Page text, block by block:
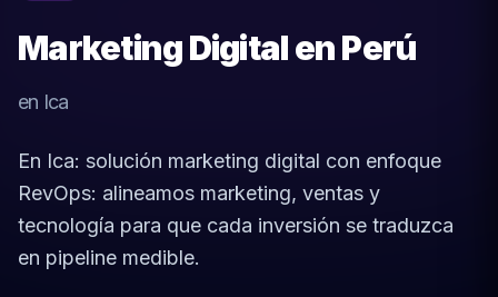
Marketing Digital en Perú
en Ica
En Ica: solución marketing digital con enfoque
RevOps: alineamos marketing, ventas y
tecnología para que cada inversión se traduzca
en pipeline medible.